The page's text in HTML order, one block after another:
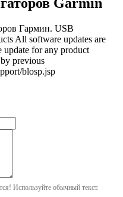
Гармин. USB
All software updates are
update for any product
previous
blosp.jsp
Используйте обычный текст.